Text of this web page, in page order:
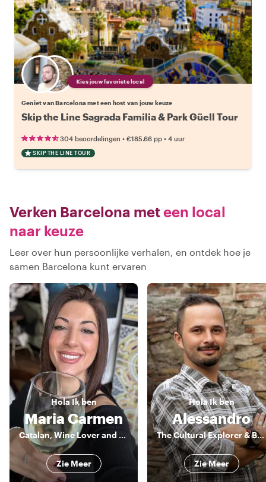
Kies jouw favoriete local
Geniet van Barcelona met een host van jouw keuze
Skip the Line Sagrada Familia & Park Güell Tour
304 beoordelingen • €185.66 pp • 4 uur
SKIP THE LINE TOUR
Verken Barcelona meteen local
naar keuze
Leer over hun persoonlijke verhalen, en ontdek hoe je
samen Barcelona kunt ervaren
HolaIk ben
Maria Carmen
Catalan, Wine Lover and Official Guide by the Government
Zie Meer
HolaIk ben
Alessandro
The Cultural Explorer & Barcelona Storyteller
Zie Meer